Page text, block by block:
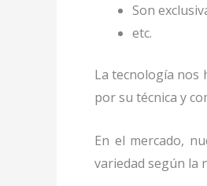
Son
etc.
La tecnología nos
por su técnica y
En el mercado,
variedad según la